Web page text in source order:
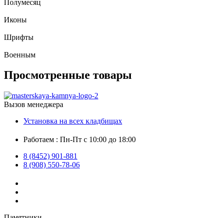
Полумесяц
Иконы
Шрифты
Военным
Просмотренные товары
Вызов менеджера
Установка на всех кладбищах
Работаем : Пн-Пт с 10:00 до 18:00
8 (8452) 901-881
8 (908) 550-78-06